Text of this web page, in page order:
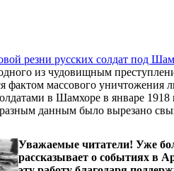
резни русских солдат под
из чудовищным
фактом массового уничтожения
в Шамхоре в январе
данным было вырезано
Уважаемые читатели! Уже
рассказывает о событиях в